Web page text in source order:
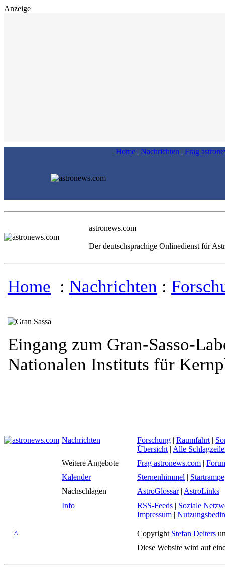
Anzeige
Home | Nachrichten | Frag
astronews.com
Der deutschsprachige Onlinedienst für
Home : Nachrichten :
Eingang zum Gran-Sasso-
Nationalen Instituts für
Nachrichten Forschung | Raumfahrt |
Übersicht | Alle
Weitere Angebote
Frag astronews.com |
Kalender
Sternenhimmel | Startrampe
Nachschlagen
AstroGlossar| AstroLinks
Info
RSS-Feeds | Soziale
Impressum |
^ Copyright Stefan Deiters
Diese Website wird auf